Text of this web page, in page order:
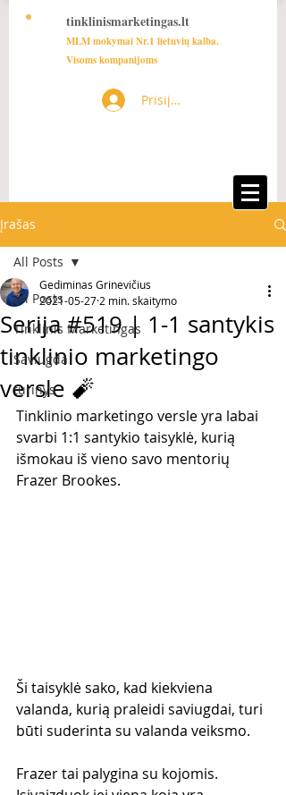
tinklinismarketingas.lt
MLM mokymai Nr.1 lietuvių kalba.
Visoms kompanijoms
Prisijungti
Įrašas
All Posts
Tinklinis Marketingas
Saviugda
turinys
All Posts
Serija #519 | 1-1 santykis
tinklinio marketingo
versle 🧨
Gediminas Grinevičius
2021-05-27 2 min. skaitymo
Tinklinio marketingo versle yra labai
svarbi 1:1 santykio taisyklė, kurią
išmokau iš vieno savo mentorių
Frazer Brookes.
Ši taisyklė sako, kad kiekviena
valanda, kurią praleidi saviugdai, turi
būti suderinta su valanda veiksmo.
Frazer tai palygina su kojomis.